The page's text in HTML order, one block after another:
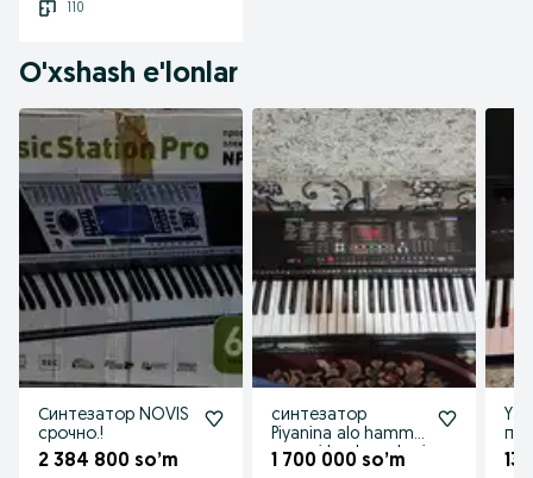
110
O'xshash e'lonlar
Синтезатор NOVIS
срочно.!
2 384 800 so’m
синтезатор
Piyanina alo hamma
narsasi bor karopkasi
1 700 000 so’m 13